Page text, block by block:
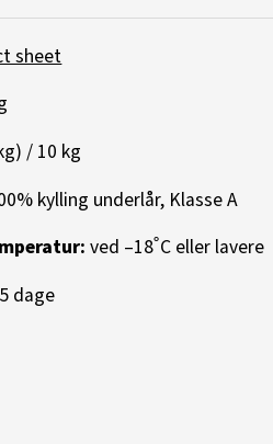
sheet
/ 10 kg
kylling underlår, Klasse A
ved –18˚C eller lavere
dage